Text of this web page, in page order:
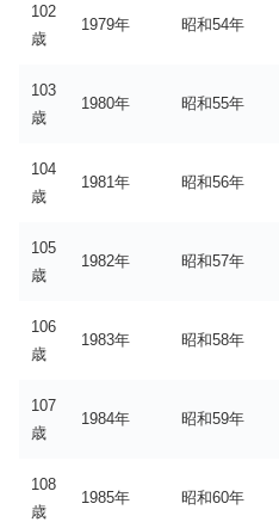
102
歳
1979年 昭和54年
103
歳
1980年 昭和55年
104
歳
1981年 昭和56年
105
歳
1982年 昭和57年
106
歳
1983年 昭和58年
107
歳
1984年 昭和59年
108
歳
1985年 昭和60年